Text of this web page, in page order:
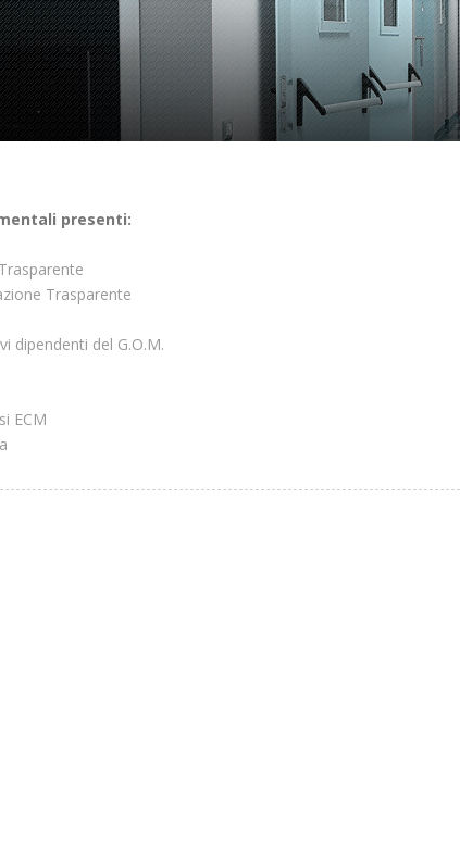
presenti:
Trasparente
dipendenti del G.O.M.
ECM